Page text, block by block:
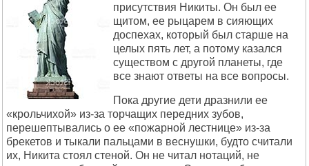
присутствия Никиты. Он был ее
щитом, ее рыцарем в сияющих
доспехах, который был старше на
целых пять лет, а потому казался
существом с другой планеты, где
все знают ответы на все вопросы.
Пока другие дети дразнили ее
«крольчихой» из-за торчащих передних зубов,
перешептывались о ее «пожарной лестнице» из-за
брекетов и тыкали пальцами в веснушки, будто считали
их, Никита стоял стеной. Он не читал нотаций, не